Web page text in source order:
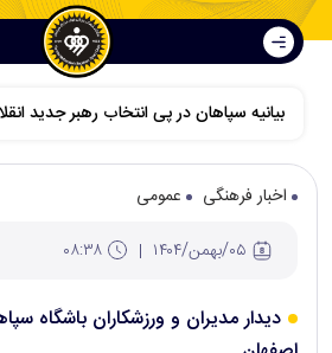
اخبار فرهنگی
عمومی
دیدار مدیران و ورزشکاران باشگاه